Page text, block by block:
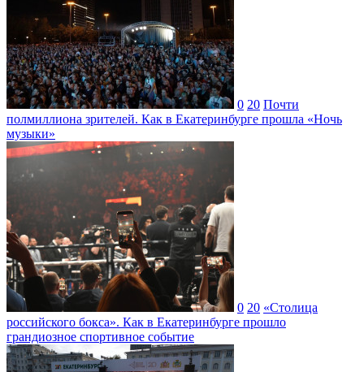
0 20 Почти
полмиллиона зрителей. Как в Екатеринбурге прошла «Ночь
музыки»
0 20 «Столица
российского бокса». Как в Екатеринбурге прошло
грандиозное спортивное событие